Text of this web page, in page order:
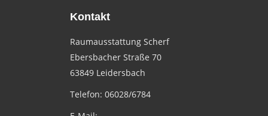
Kontakt
Raumausstattung Scherf
Ebersbacher Straße 70
63849 Leidersbach
Telefon: 06028/6784